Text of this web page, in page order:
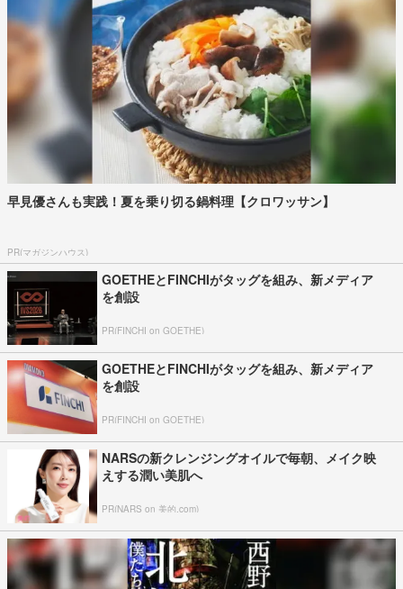
早見優さんも実践！夏を乗り切る鍋料理【クロワッサン】
PR(マガジンハウス)
GOETHEとFINCHIがタッグを組み、新メディア
を創設
PR(FINCHI on GOETHE)
GOETHEとFINCHIがタッグを組み、新メディア
を創設
PR(FINCHI on GOETHE)
NARSの新クレンジングオイルで毎朝、メイク映
えする潤い美肌へ
PR(NARS on 美的.com)